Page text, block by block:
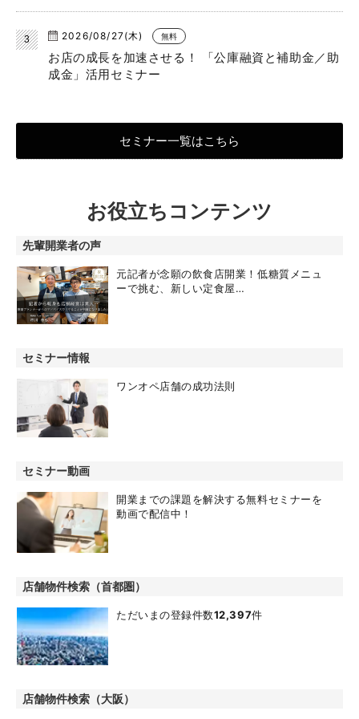
2026/08/27(木) 無料
お店の成長を加速させる！ 「公庫融資と補助金／助
成金」活用セミナー
セミナー一覧はこちら
お役立ちコンテンツ
先輩開業者の声
元記者が念願の飲食店開業！低糖質メニュ
ーで挑む、新しい定食屋…
セミナー情報
ワンオペ店舗の成功法則
セミナー動画
開業までの課題を解決する無料セミナーを
動画で配信中！
店舗物件検索（首都圏）
ただいまの登録件数12,397件
店舗物件検索（大阪）